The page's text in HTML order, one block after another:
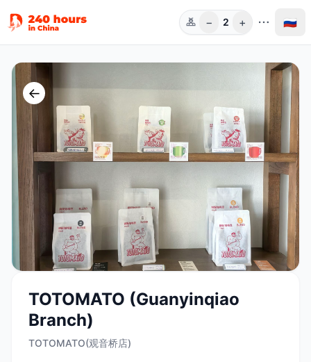
Чел.
− 2 + 🇷🇺
←
TOTOMATO (Guanyinqiao
Branch)
TOTOMATO(观音桥店)